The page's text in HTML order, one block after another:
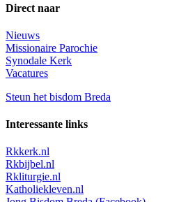
Direct naar
Nieuws
Missionaire Parochie
Synodale Kerk
Vacatures
Steun het bisdom Breda
Interessante links
Rkkerk.nl
Rkbijbel.nl
Rkliturgie.nl
Katholiekleven.nl